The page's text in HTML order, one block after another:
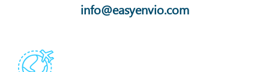
info@easyenvio.com